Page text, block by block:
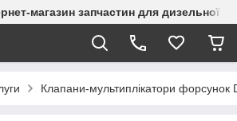
магазин запчастин для дизельної
Клапани-мультиплікатори форсунок